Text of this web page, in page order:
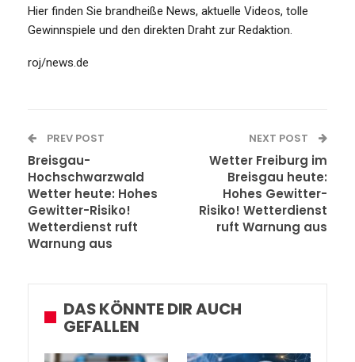
Hier finden Sie brandheiße News, aktuelle Videos, tolle
Gewinnspiele und den direkten Draht zur Redaktion.
roj/news.de
PREV POST
Breisgau-
Hochschwarzwald
Wetter heute: Hohes
Gewitter-Risiko!
Wetterdienst ruft
Warnung aus
NEXT POST
Wetter Freiburg im
Breisgau heute:
Hohes Gewitter-
Risiko! Wetterdienst
ruft Warnung aus
DAS KÖNNTE DIR AUCH
GEFALLEN